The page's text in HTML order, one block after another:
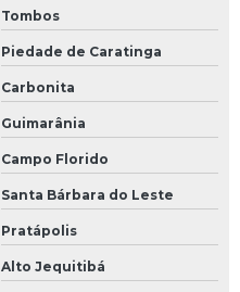
Tombos
Piedade de Caratinga
Carbonita
Guimarânia
Campo Florido
Santa Bárbara do Leste
Pratápolis
Alto Jequitibá